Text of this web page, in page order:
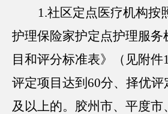
1.社区定点医疗机构按
护理保险家护定点护理服务
目和评分标准表》（见附件
评定项目达到60分、择优评
及以上的。胶州市、平度市